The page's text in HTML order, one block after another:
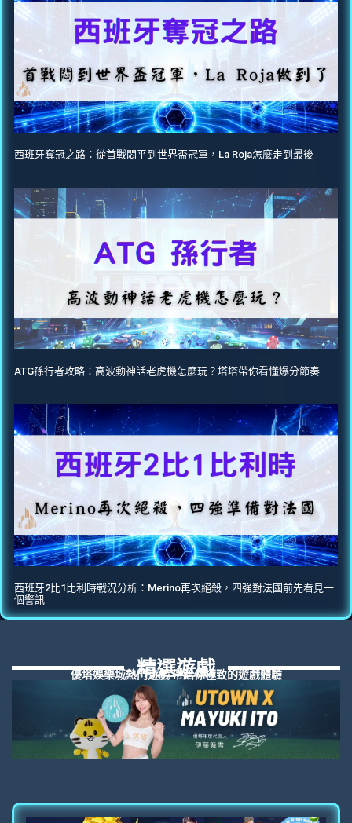
西班牙奪冠之路：從首戰悶平到世界盃冠軍，La Roja怎麼走到最後
ATG孫行者攻略：高波動神話老虎機怎麼玩？塔塔帶你看懂爆分節奏
西班牙2比1比利時戰況分析：Merino再次絕殺，四強對法國前先看見一
個警訊
精選遊戲
優塔娛樂城熱門遊戲 帶給你極致的遊戲體驗